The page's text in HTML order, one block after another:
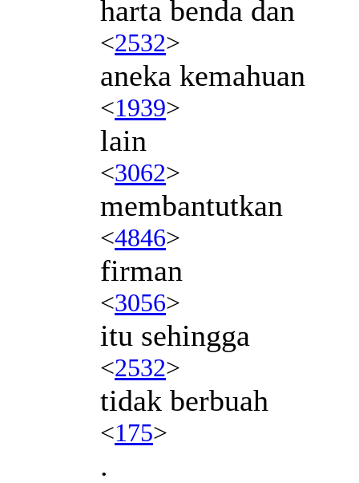
harta benda dan
<2532>
aneka kemahuan
<1939>
lain
<3062>
membantutkan
<4846>
firman
<3056>
itu sehingga
<2532>
tidak berbuah
<175>
.